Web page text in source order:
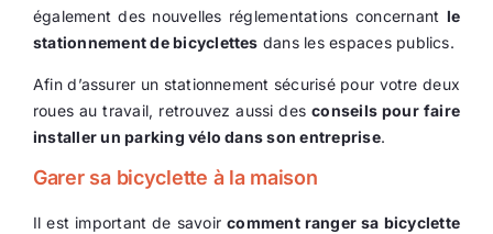
également des nouvelles réglementations concernant le
stationnement de bicyclettes dans les espaces publics.
Afin d’assurer un stationnement sécurisé pour votre deux
roues au travail, retrouvez aussi desconseils pour faire
installer un parking vélo dans son entreprise.
Garer sa bicyclette à la maison
Il est important de savoircomment ranger sa bicyclette